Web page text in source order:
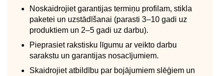
Noskaidrojiet garantijas termiņu profilam, stikla
paketei un uzstādīšanai (parasti 3–10 gadi uz
produktiem un 2–5 gadi uz darbu).
Pieprasiet rakstisku līgumu ar veikto darbu
sarakstu un garantijas nosacījumiem.
Skaidrojiet atbildību par bojājumiem slēģiem un